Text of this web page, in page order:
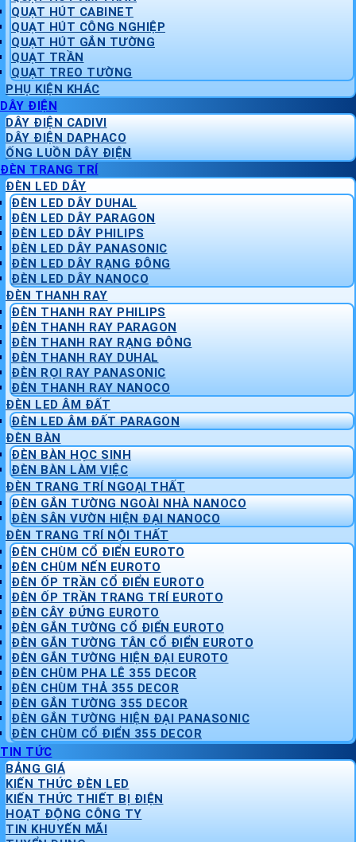
QUẠT HÚT CABINET
QUẠT HÚT CÔNG NGHIỆP
QUẠT HÚT GẮN TƯỜNG
QUẠT TRẦN
QUẠT TREO TƯỜNG
PHỤ KIỆN KHÁC
DÂY ĐIỆN
DÂY ĐIỆN CADIVI
DÂY ĐIỆN DAPHACO
ỐNG LUỒN DÂY ĐIỆN
ĐÈN TRANG TRÍ
ĐÈN LED DÂY
ĐÈN LED DÂY DUHAL
ĐÈN LED DÂY PARAGON
ĐÈN LED DÂY PHILIPS
ĐÈN LED DÂY PANASONIC
ĐÈN LED DÂY RẠNG ĐÔNG
ĐÈN LED DÂY NANOCO
ĐÈN THANH RAY
ĐÈN THANH RAY PHILIPS
ĐÈN THANH RAY PARAGON
ĐÈN THANH RAY RẠNG ĐÔNG
ĐÈN THANH RAY DUHAL
ĐÈN RỌI RAY PANASONIC
ĐÈN THANH RAY NANOCO
ĐÈN LED ÂM ĐẤT
ĐÈN LED ÂM ĐẤT PARAGON
ĐÈN BÀN
ĐÈN BÀN HỌC SINH
ĐÈN BÀN LÀM VIỆC
ĐÈN TRANG TRÍ NGOẠI THẤT
ĐÈN GẮN TƯỜNG NGOÀI NHÀ NANOCO
ĐÈN SÂN VƯỜN HIỆN ĐẠI NANOCO
ĐÈN TRANG TRÍ NỘI THẤT
ĐÈN CHÙM CỔ ĐIỂN EUROTO
ĐÈN CHÙM NẾN EUROTO
ĐÈN ỐP TRẦN CỔ ĐIỂN EUROTO
ĐÈN ỐP TRẦN TRANG TRÍ EUROTO
ĐÈN CÂY ĐỨNG EUROTO
ĐÈN GẮN TƯỜNG CỔ ĐIỂN EUROTO
ĐÈN GẮN TƯỜNG TÂN CỔ ĐIỂN EUROTO
ĐÈN GẮN TƯỜNG HIỆN ĐẠI EUROTO
ĐÈN CHÙM PHA LÊ 355 DECOR
ĐÈN CHÙM THẢ 355 DECOR
ĐÈN GẮN TƯỜNG 355 DECOR
ĐÈN GẮN TƯỜNG HIỆN ĐẠI PANASONIC
ĐÈN CHÙM CỔ ĐIỂN 355 DECOR
TIN TỨC
BẢNG GIÁ
KIẾN THỨC ĐÈN LED
KIẾN THỨC THIẾT BỊ ĐIỆN
HOẠT ĐỘNG CÔNG TY
TIN KHUYẾN MÃI